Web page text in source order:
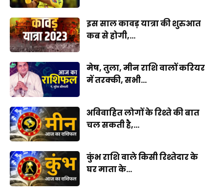
इस साल कावड़ यात्रा की शुरुआत
कब से होगी,...
मेष, तुला, मीन राशि वालों करियर
में तरक्की, सभी...
अविवाहित लोगों के रिश्ते की बात
चल सकती है,...
कुंभ राशि वाले किसी रिश्तेदार के
घर माता के...